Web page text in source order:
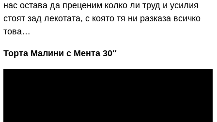
нас остава да преценим колко ли труд и усилия
стоят зад лекотата, с която тя ни разказа всичко
това…
Торта Малини с Мента 30″